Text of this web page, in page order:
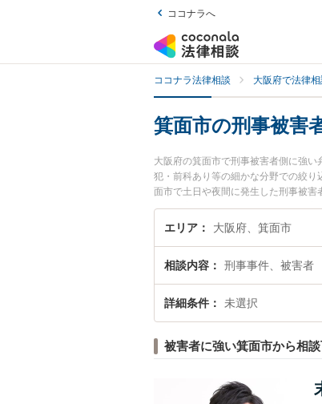
ココナラへ
ココナラ法律相談 大阪府で法律
箕面市の刑事被害
大阪府の箕面市で刑事被害者側に強
犯・前科あり等の細かな分野での絞
面市で土日や夜間に発生した刑事被
刑事被害者側を法律相談できる箕面
エリア 大阪府、箕面市
相談内容 刑事事件、被害者
詳細条件 未選択
被害者に強い箕面市から相